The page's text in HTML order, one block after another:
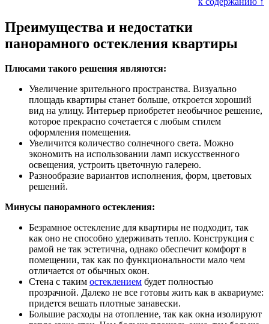
Преимущества и недостатки
панорамного остекления квартиры
Плюсами такого решения являются:
Увеличение зрительного пространства. Визуально
площадь квартиры станет больше, откроется хороший
вид на улицу. Интерьер приобретет необычное решение,
которое прекрасно сочетается с любым стилем
оформления помещения.
Увеличится количество солнечного света. Можно
экономить на использовании ламп искусственного
освещения, устроить цветочную галерею.
Разнообразие вариантов исполнения, форм, цветовых
решений.
Минусы панорамного остекления:
Безрамное остекление для квартиры не подходит, так
как оно не способно удерживать тепло. Конструкция с
рамой не так эстетична, однако обеспечит комфорт в
помещении, так как по функциональности мало чем
отличается от обычных окон.
Стена с таким остеклением будет полностью
прозрачной. Далеко не все готовы жить как в аквариуме:
придется вешать плотные занавески.
Большие расходы на отопление, так как окна изолируют